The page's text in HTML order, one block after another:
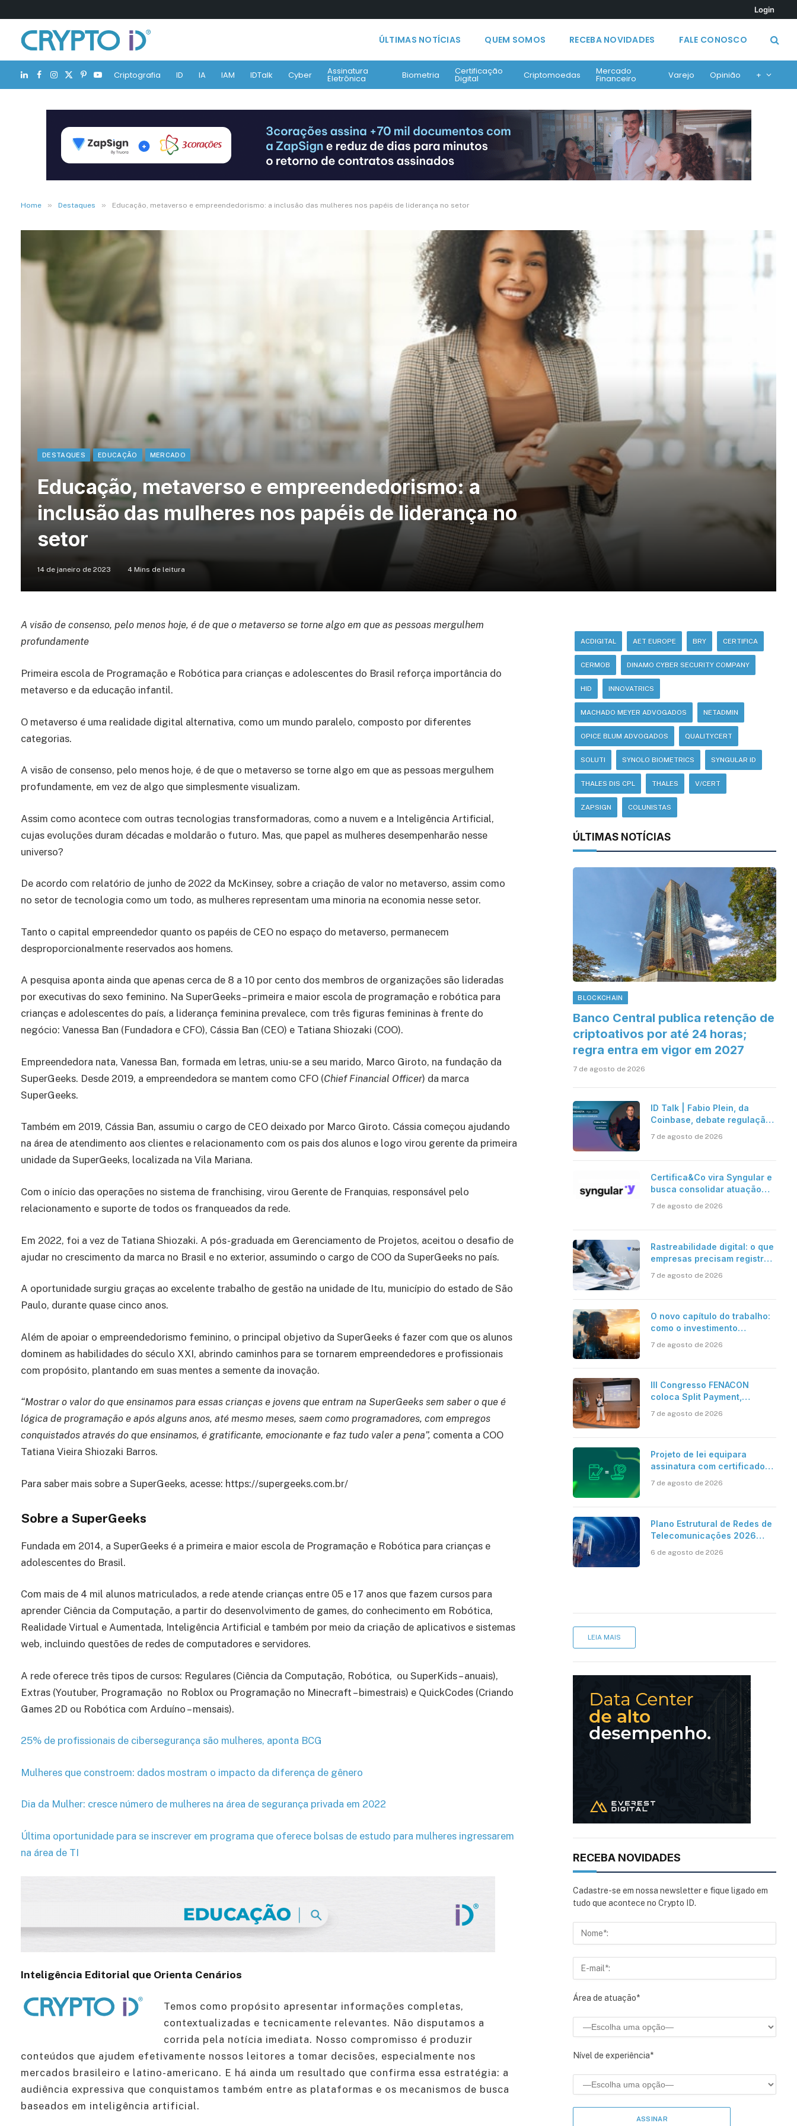
Login
ÚLTIMAS NOTÍCIAS QUEM SOMOS RECEBA NOVIDADES FALE CONOSCO
LinkedIn
Facebook
Instagram
X
(Twitter)
Pinterest
YouTubeCriptografia ID IA IAM IDTalk Cyber Assinatura
Eletrônica Biometria Certificação
Digital Criptomoedas Mercado
Financeiro Varejo Opinião +
Home » Destaques » Educação, metaverso e empreendedorismo: a inclusão das mulheres nos papéis de liderança no setor
DESTAQUES EDUCAÇÃO MERCADO
Educação, metaverso e empreendedorismo: a
inclusão das mulheres nos papéis de liderança no
setor
14 de janeiro de 2023 4 Mins de leitura
A visão de consenso, pelo menos hoje, é de que o metaverso se torne algo em que as pessoas mergulhem
profundamente
Primeira escola de Programação e Robótica para crianças e adolescentes do Brasil reforça importância do
metaverso e da educação infantil.
O metaverso é uma realidade digital alternativa, como um mundo paralelo, composto por diferentes
categorias.
A visão de consenso, pelo menos hoje, é de que o metaverso se torne algo em que as pessoas mergulhem
profundamente, em vez de algo que simplesmente visualizam.
Assim como acontece com outras tecnologias transformadoras, como a nuvem e a Inteligência Artificial,
cujas evoluções duram décadas e moldarão o futuro. Mas, que papel as mulheres desempenharão nesse
universo?
De acordo com relatório de junho de 2022 da McKinsey, sobre a criação de valor no metaverso, assim como
no setor de tecnologia como um todo, as mulheres representam uma minoria na economia nesse setor.
Tanto o capital empreendedor quanto os papéis de CEO no espaço do metaverso, permanecem
desproporcionalmente reservados aos homens.
A pesquisa aponta ainda que apenas cerca de 8 a 10 por cento dos membros de organizações são lideradas
por executivas do sexo feminino. Na SuperGeeks – primeira e maior escola de programação e robótica para
crianças e adolescentes do país, a liderança feminina prevalece, com três figuras femininas à frente do
negócio: Vanessa Ban (Fundadora e CFO), Cássia Ban (CEO) e Tatiana Shiozaki (COO).
Empreendedora nata, Vanessa Ban, formada em letras, uniu-se a seu marido, Marco Giroto, na fundação da
SuperGeeks. Desde 2019, a empreendedora se mantem como CFO (Chief Financial Officer) da marca
SuperGeeks.
Também em 2019, Cássia Ban, assumiu o cargo de CEO deixado por Marco Giroto. Cássia começou ajudando
na área de atendimento aos clientes e relacionamento com os pais dos alunos e logo virou gerente da primeira
unidade da SuperGeeks, localizada na Vila Mariana.
Com o início das operações no sistema de franchising, virou Gerente de Franquias, responsável pelo
relacionamento e suporte de todos os franqueados da rede.
Em 2022, foi a vez de Tatiana Shiozaki. A pós-graduada em Gerenciamento de Projetos, aceitou o desafio de
ajudar no crescimento da marca no Brasil e no exterior, assumindo o cargo de COO da SuperGeeks no país.
A oportunidade surgiu graças ao excelente trabalho de gestão na unidade de Itu, município do estado de São
Paulo, durante quase cinco anos.
Além de apoiar o empreendedorismo feminino, o principal objetivo da SuperGeeks é fazer com que os alunos
dominem as habilidades do século XXI, abrindo caminhos para se tornarem empreendedores e profissionais
com propósito, plantando em suas mentes a semente da inovação.
“Mostrar o valor do que ensinamos para essas crianças e jovens que entram na SuperGeeks sem saber o que é
lógica de programação e após alguns anos, até mesmo meses, saem como programadores, com empregos
conquistados através do que ensinamos, é gratificante, emocionante e faz tudo valer a pena”, comenta a COO
Tatiana Vieira Shiozaki Barros.
Para saber mais sobre a SuperGeeks, acesse: https://supergeeks.com.br/
Sobre a SuperGeeks
Fundada em 2014, a SuperGeeks é a primeira e maior escola de Programação e Robótica para crianças e
adolescentes do Brasil.
Com mais de 4 mil alunos matriculados, a rede atende crianças entre 05 e 17 anos que fazem cursos para
aprender Ciência da Computação, a partir do desenvolvimento de games, do conhecimento em Robótica,
Realidade Virtual e Aumentada, Inteligência Artificial e também por meio da criação de aplicativos e sistemas
web, incluindo questões de redes de computadores e servidores.
A rede oferece três tipos de cursos: Regulares (Ciência da Computação, Robótica, ou SuperKids – anuais),
Extras (Youtuber, Programação no Roblox ou Programação no Minecraft – bimestrais) e QuickCodes (Criando
Games 2D ou Robótica com Arduíno – mensais).
25% de profissionais de cibersegurança são mulheres, aponta BCG
Mulheres que constroem: dados mostram o impacto da diferença de gênero
Dia da Mulher: cresce número de mulheres na área de segurança privada em 2022
Última oportunidade para se inscrever em programa que oferece bolsas de estudo para mulheres ingressarem
na área de TI
Inteligência Editorial que Orienta Cenários
Temos como propósito apresentar informações completas,
contextualizadas e tecnicamente relevantes. Não disputamos a
corrida pela notícia imediata. Nosso compromisso é produzir
conteúdos que ajudem efetivamente nossos leitores a tomar decisões, especialmente nos
mercados brasileiro e latino-americano. E há ainda um resultado que confirma essa estratégia: a
audiência expressiva que conquistamos também entre as plataformas e os mecanismos de busca
baseados em inteligência artificial.
ACDIGITAL AET EUROPE BRY CERTIFICA
CERMOB DINAMO CYBER SECURITY COMPANY
HID INNOVATRICS
MACHADO MEYER ADVOGADOS NETADMIN
OPICE BLUM ADVOGADOS QUALITYCERT
SOLUTI SYNOLO BIOMETRICS SYNGULAR ID
THALES DIS CPL THALES V/CERT
ZAPSIGN COLUNISTAS
ÚLTIMAS NOTÍCIAS
BLOCKCHAIN
Banco Central publica retenção de
criptoativos por até 24 horas;
regra entra em vigor em 2027
7 de agosto de 2026
ID Talk | Fabio Plein, da
Coinbase, debate regulação,
7 de agosto de 2026
Certifica&Co vira Syngular e
busca consolidar atuação
7 de agosto de 2026
Rastreabilidade digital: o que
empresas precisam registrar
7 de agosto de 2026
O novo capítulo do trabalho:
como o investimento
científica revela a
7 de agosto de 2026
III Congresso FENACON
coloca Split Payment,
centro dos debates
7 de agosto de 2026
Projeto de lei equipara
assinatura com certificado
reconhecimento de firma em
7 de agosto de 2026
Plano Estrutural de Redes de
Telecomunicações 2026
móvel, mas mantém desafio
6 de agosto de 2026
LEIA MAIS
RECEBA NOVIDADES
Cadastre-se em nossa newsletter e fique ligado em
tudo que acontece no Crypto ID.
Área de atuação*
Nível de experiência*